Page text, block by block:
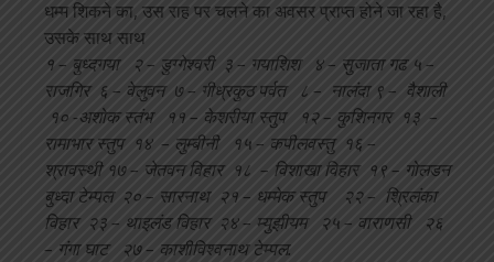
धम्म शिकने का, उस राह पर चलने का अवसर प्राप्त होने जा रहा है,
उसके साथ साथ
१ – बुध्दगया २ – डुग्गेश्वरी ३ – गयाशिश ४ – सुजाता गढ ५ –
राजगिर ६ – वेलुवन ७ – गीध्रकुठ पर्वत ८ – नालंदा ९ – वैशाली
१० -अशोक स्तंभ ११ – केशरीया स्तुप १२ – कुशिनगर १३ –
रामाभार स्तुप १४ – लुम्बीनी १५ – कपीलवस्तु १६ –
श्रावस्थी १७ – जेतवन विहार १८ – विशाखा विहार १९ – गोलडन
बुध्दा टेम्पल २० – सारनाथ २१ – धम्मेक स्तुप २२ – श्रिलंका
विहार २३ – थाइलंड विहार २४ – म्युझीयम २५ – वाराणसी २६
– गंगा घाट २७ – काशीविश्वनाथ टेम्पल.